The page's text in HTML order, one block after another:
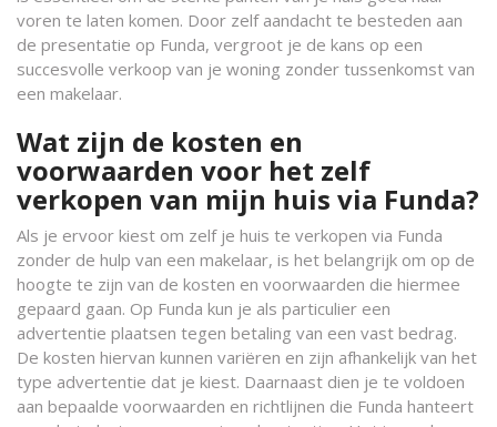
voren te laten komen. Door zelf aandacht te besteden aan
de presentatie op Funda, vergroot je de kans op een
succesvolle verkoop van je woning zonder tussenkomst van
een makelaar.
Wat zijn de kosten en
voorwaarden voor het zelf
verkopen van mijn huis via Funda?
Als je ervoor kiest om zelf je huis te verkopen via Funda
zonder de hulp van een makelaar, is het belangrijk om op de
hoogte te zijn van de kosten en voorwaarden die hiermee
gepaard gaan. Op Funda kun je als particulier een
advertentie plaatsen tegen betaling van een vast bedrag.
De kosten hiervan kunnen variëren en zijn afhankelijk van het
type advertentie dat je kiest. Daarnaast dien je te voldoen
aan bepaalde voorwaarden en richtlijnen die Funda hanteert